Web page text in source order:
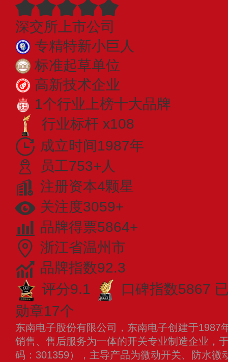
深交所上市公司
专精特新小巨人
标准起草单位
高新技术企业
1个行业上榜十大品牌
行业标杆 x108
成立时间1987年
员工753+人
注册资本4颗星
关注度3059+
品牌得票5864+
浙江省温州市
品牌指数92.3
评分9.1
口碑指数5867
勋章17个
东南电子股份有限公司，东南电子创建于1987
销售、售后服务为一体的开关专业制造企业，
码：301359），主导产品为微动开关、防水微